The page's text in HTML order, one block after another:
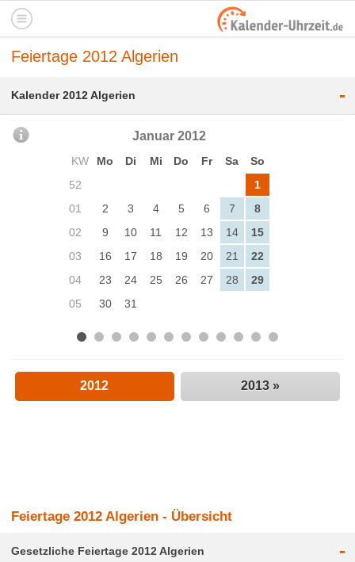
Feiertage 2012 Algerien
Kalender 2012 Algerien -
Januar 2012
KW Mo Di Mi Do Fr Sa
So
52
1
01
2 3 4 5 6 7
8
02
9 10 11 12 13 14
15
03
16 17 18 19 20 21
22
04
23 24 25 26 27 28
29
05
30 31
2012 2013 »
Feiertage 2012 Algerien - Übersicht
Gesetzliche Feiertage 2012 Algerien -